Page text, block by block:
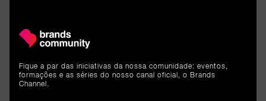
ARTIGOS
RELACIONADOS
Fique a par das iniciativas da nossa comunidade: eventos,
formações e as séries do nosso canal oficial, o Brands
Channel.